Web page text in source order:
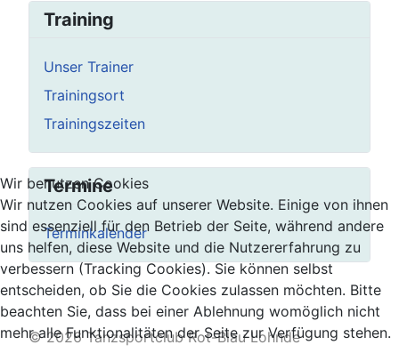
Training
Unser Trainer
Trainingsort
Trainingszeiten
Termine
Terminkalender
© 2026 Tanzsportclub Rot-Blau Lohnde
Wir benutzen Cookies
Wir nutzen Cookies auf unserer Website. Einige von ihnen
sind essenziell für den Betrieb der Seite, während andere
uns helfen, diese Website und die Nutzererfahrung zu
verbessern (Tracking Cookies). Sie können selbst
entscheiden, ob Sie die Cookies zulassen möchten. Bitte
beachten Sie, dass bei einer Ablehnung womöglich nicht
mehr alle Funktionalitäten der Seite zur Verfügung stehen.